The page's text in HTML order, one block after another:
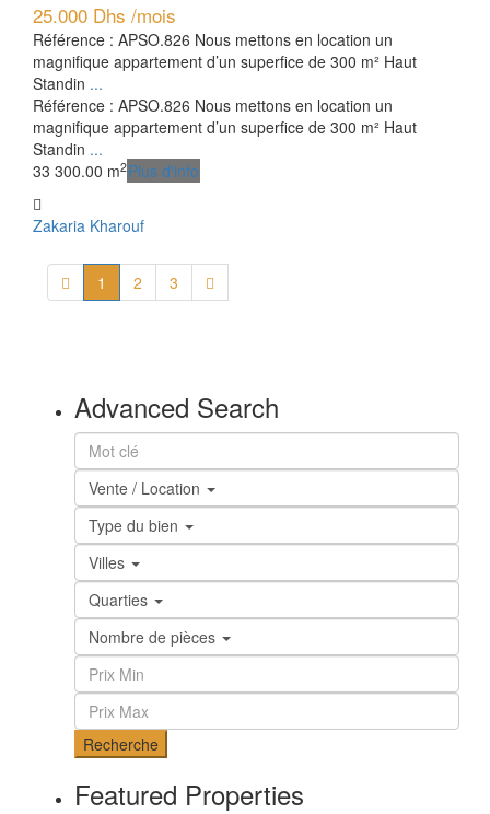
25.000 Dhs /mois
Référence : APSO.826 Nous mettons en location un
magnifique appartement d’un superfice de 300 m² Haut
Standin ...
Référence : APSO.826 Nous mettons en location un
magnifique appartement d’un superfice de 300 m² Haut
Standin ...
33 300.00 m2Plus d'info
Zakaria Kharouf
1 2 3
Advanced Search
Vente / Location
Type du bien
Villes
Quarties
Nombre de pièces
Recherche
Featured Properties